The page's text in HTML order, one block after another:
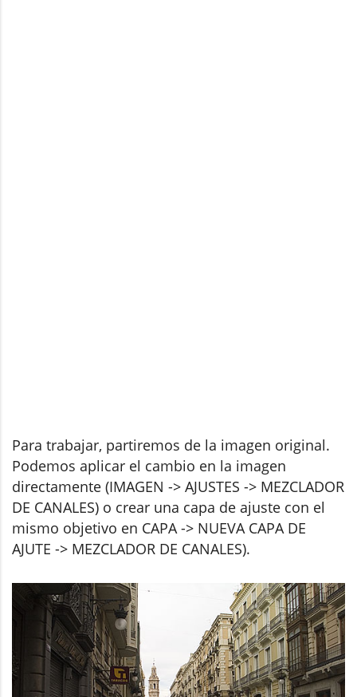
Para trabajar, partiremos de la imagen original.
Podemos aplicar el cambio en la imagen
directamente (IMAGEN -> AJUSTES -> MEZCLADOR
DE CANALES) o crear una capa de ajuste con el
mismo objetivo en CAPA -> NUEVA CAPA DE
AJUTE -> MEZCLADOR DE CANALES).